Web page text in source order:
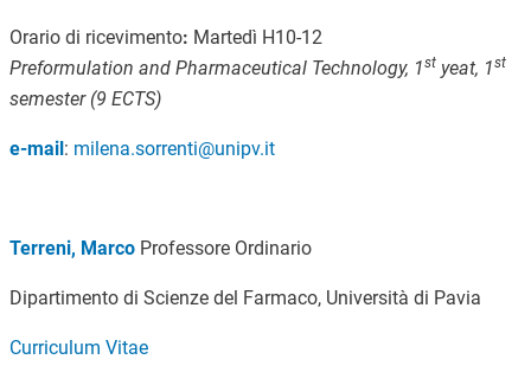
Orario di ricevimento: Martedì H10-12
Preformulation and Pharmaceutical Technology, 1styeat, 1st
semester (9 ECTS)
e-mail: milena.sorrenti@unipv.it
Terreni, MarcoProfessore Ordinario
Dipartimento di Scienze del Farmaco, Università di Pavia
Curriculum Vitae